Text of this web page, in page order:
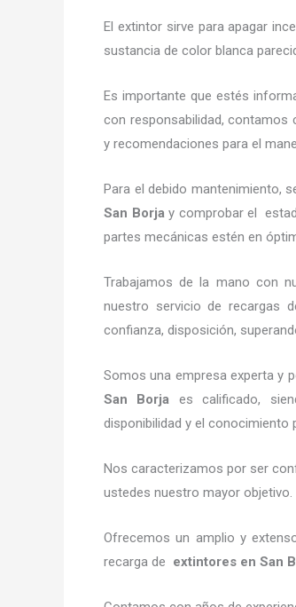
El extintor sirve para apagar
sustancia de color blanca
Es importante que estés
con responsabilidad, contamos
y recomendaciones para el
Para el debido mantenimiento,
San Borja y comprobar el
partes mecánicas estén en
Trabajamos de la mano con
nuestro servicio de recargas
confianza, disposición,
Somos una empresa experta y
San Borja es calificado,
disponibilidad y el conocimiento
Nos caracterizamos por ser
ustedes nuestro mayor objetivo.
Ofrecemos un amplio y
recarga de extintores en San